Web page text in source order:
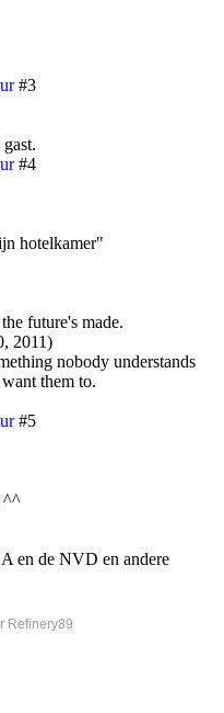
#3
#4
hotelkamer"
future's made.
2011)
nobody understands
them to.
#5
^^
en de NVD en andere
Refinery89